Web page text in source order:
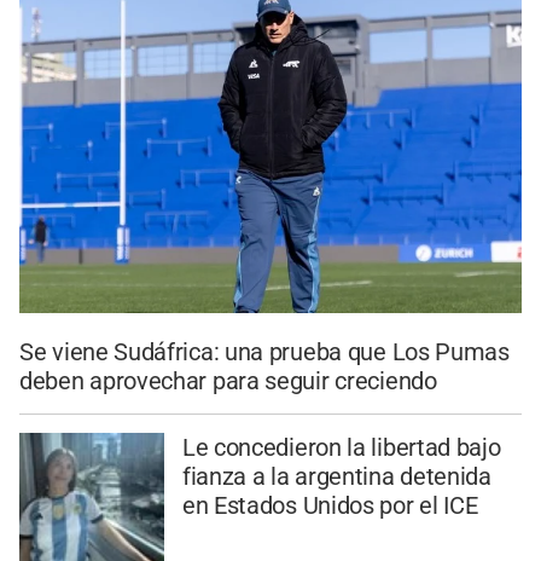
Se viene Sudáfrica: una prueba que Los Pumas
deben aprovechar para seguir creciendo
Le concedieron la libertad bajo
fianza a la argentina detenida
en Estados Unidos por el ICE